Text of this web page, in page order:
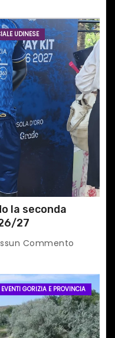
UDINESE
la seconda
27
Commento
EVENTI GORIZIA E PROVINCIA